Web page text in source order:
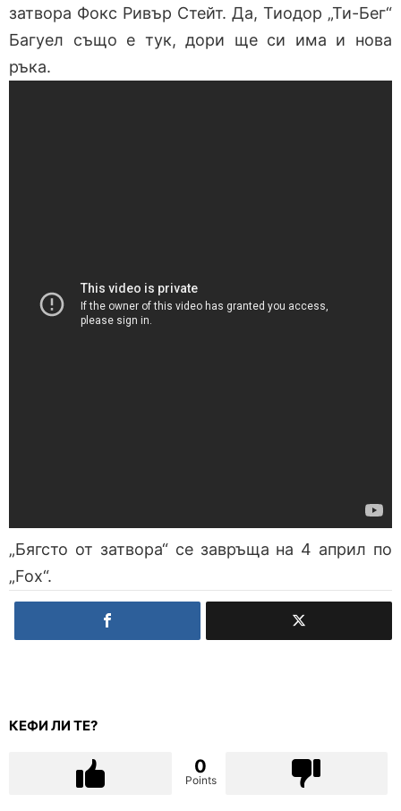
затвора Фокс Ривър Стейт. Да, Тиодор „Ти-Бег“
Багуел също е тук, дори ще си има и нова
ръка.
„Бягсто от затвора“ се завръща на 4 април по
„Fox“.
КЕФИ ЛИ ТЕ?
0
Points